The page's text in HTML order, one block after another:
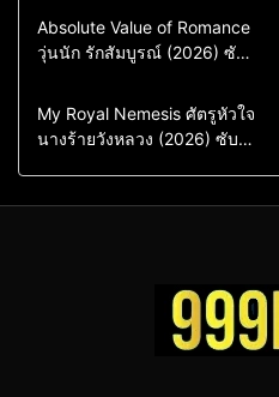
Comedy
Drama
ซีรี่ย์เกาหลี
ซีรี่ย์เกาหลีพากย์ไทย
Absolute Value of Romance
วุ่นนัก รักสัมบูรณ์ (2026) ซับ
Comedy
Drama
Sci-Fi & Fantasy
My Royal Nemesis ศัตรูหัวใจ
นางร้ายวังหลวง (2026) ซับ